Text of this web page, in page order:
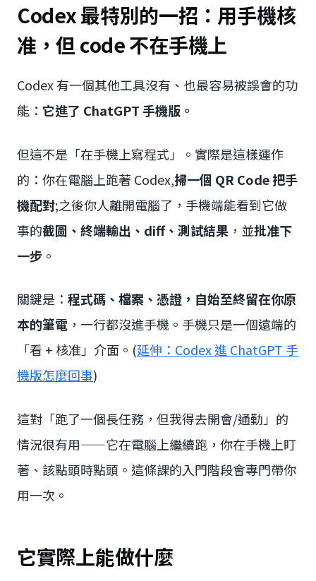
Codex 最特別的一招：用手機核
准，但 code 不在手機上
Codex 有一個其他工具沒有、也最容易被誤會的功
能： 它進了 ChatGPT 手機版。
但這不是「在手機上寫程式」。實際是這樣運作
的：你在電腦上跑著 Codex,掃一個 QR Code 把手
機配對;之後你人離開電腦了，手機端能看到它做
事的截圖、終端輸出、diff、測試結果 ，並批准下
一步 。
關鍵是： 程式碼、檔案、憑證，自始至終留在你原
本的筆電 ，一行都沒進手機。手機只是一個遠端的
「看 + 核准」介面。(延伸：Codex 進 ChatGPT 手
機版怎麼回事)
這對「跑了一個長任務，但我得去開會/通勤」的
情況很有用——它在電腦上繼續跑，你在手機上盯
著、該點頭時點頭。這條課的入門階段會專門帶你
用一次。
它實際上能做什麼